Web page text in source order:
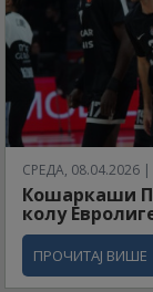
СРЕДА, 08.04.2026 |
Кошаркаши
колу
ПРОЧИТАЈ ВИШЕ